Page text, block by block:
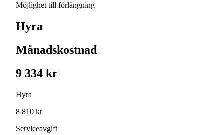
Möjlighet till förlängning
Hyra
Månadskostnad
9 334 kr
Hyra
8 810 kr
Serviceavgift